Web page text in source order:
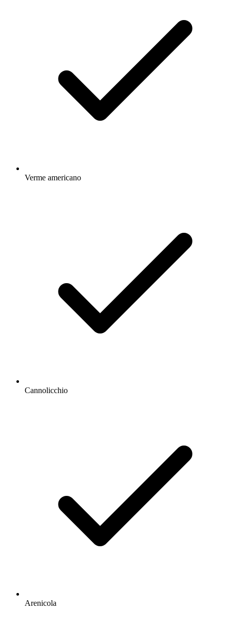
Verme americano
Cannolicchio
Arenicola